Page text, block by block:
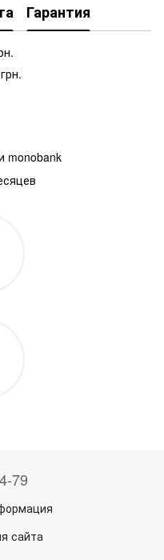
Гарантия
monobank
79
сайта